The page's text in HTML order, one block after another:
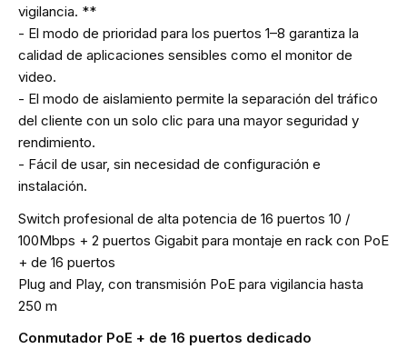
vigilancia. **
- El modo de prioridad para los puertos 1–8 garantiza la
calidad de aplicaciones sensibles como el monitor de
video.
- El modo de aislamiento permite la separación del tráfico
del cliente con un solo clic para una mayor seguridad y
rendimiento.
- Fácil de usar, sin necesidad de configuración e
instalación.
Switch profesional de alta potencia de 16 puertos 10 /
100Mbps + 2 puertos Gigabit para montaje en rack con PoE
+ de 16 puertos
Plug and Play, con transmisión PoE para vigilancia hasta
250 m
Conmutador PoE + de 16 puertos dedicado